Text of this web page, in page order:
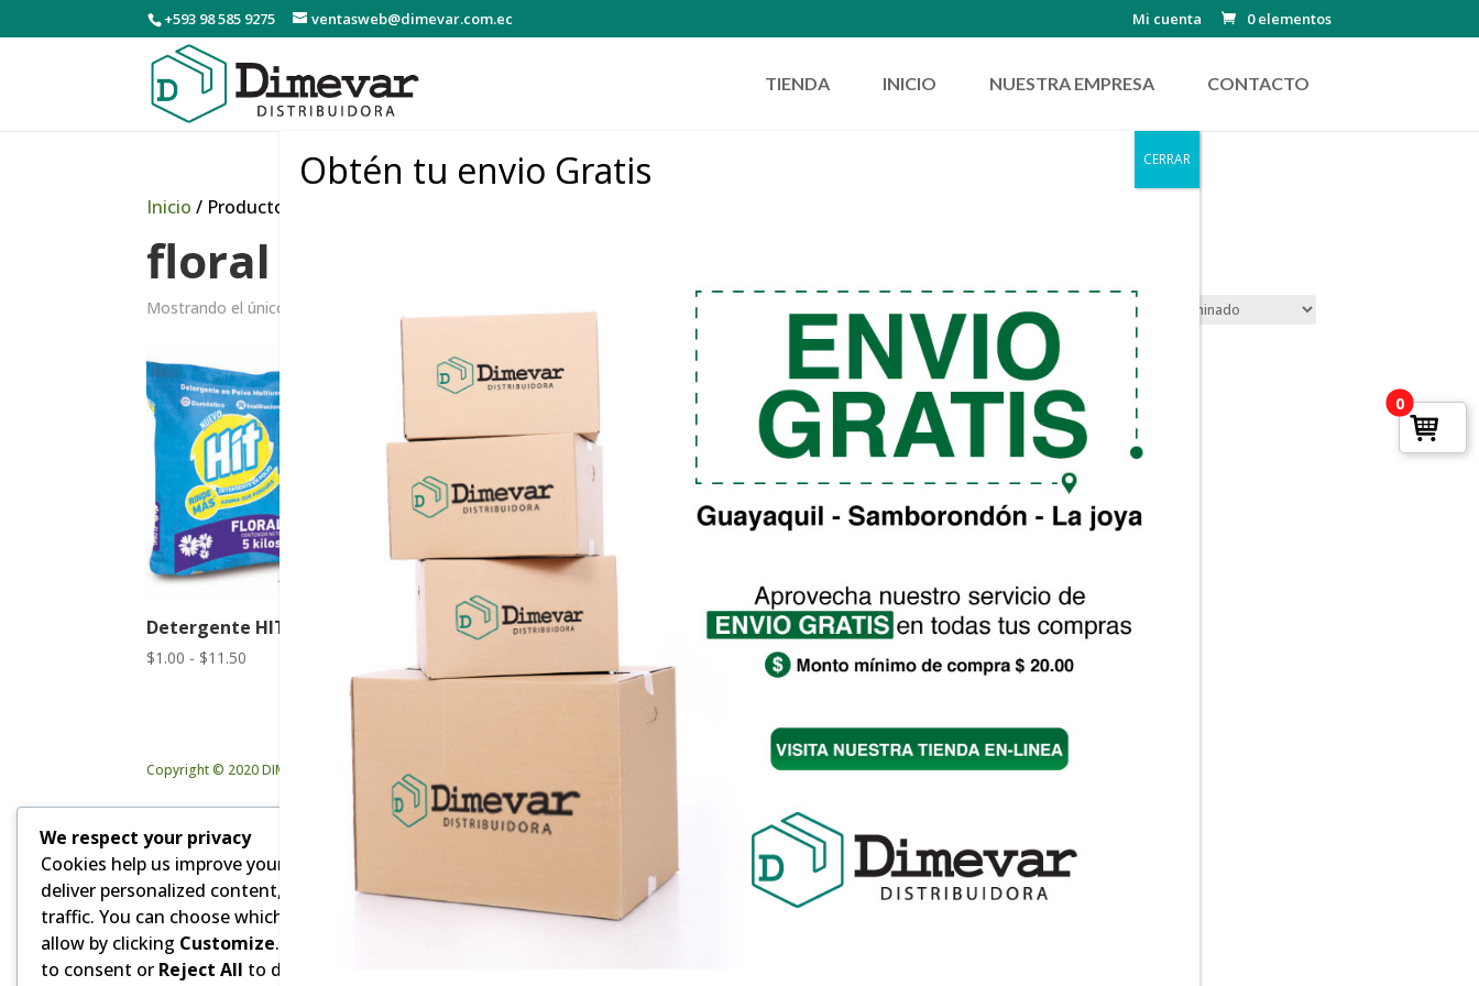
+593 98 585 9275 ventasweb@dimevar.com.ec Mi cuenta 0 elementos
TIENDA INICIO NUESTRA EMPRESA CONTACTO
Inicio / Productos etiquetados “floral”
floral
Mostrando el único resultado
Detergente HIT Floral
$1.00 - $11.50Rango
$11.50
Copyright © 2020 DIMEVAR Cia. Ltda. | Powered by GDCStudio
Obtén tu envio Gratis CERRAR
We respect your privacy
Cookies help us improve your experience,
deliver personalized content, and analyze
traffic. You can choose which cookies to
allow by clicking Customize. Click
to consent or Reject All to decline non-
0